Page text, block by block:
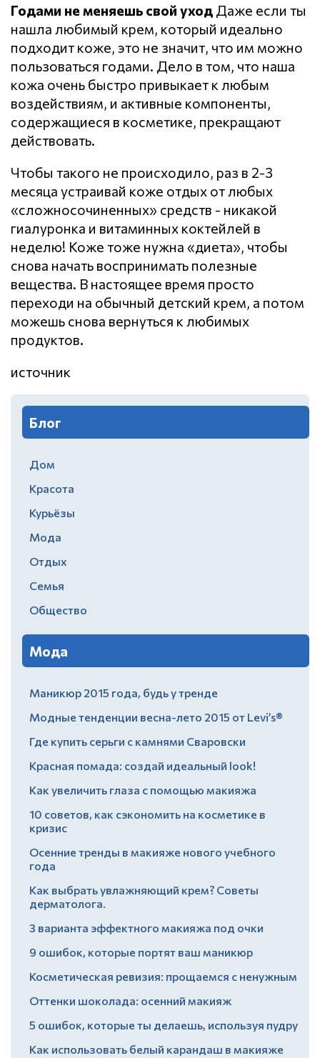
Годами не меняешь свой уход Даже если ты
нашла любимый крем, который идеально
подходит коже, это не значит, что им можно
пользоваться годами. Дело в том, что наша
кожа очень быстро привыкает к любым
воздействиям, и активные компоненты,
содержащиеся в косметике, прекращают
действовать.
Чтобы такого не происходило, раз в 2-3
месяца устраивай коже отдых от любых
«сложносочиненных» средств - никакой
гиалуронка и витаминных коктейлей в
неделю! Коже тоже нужна «диета», чтобы
снова начать воспринимать полезные
вещества. В настоящее время просто
переходи на обычный детский крем, а потом
можешь снова вернуться к любимых
продуктов.
источник
Блог
Дом
Красота
Курьёзы
Мода
Отдых
Семья
Общество
Мода
Маникюр 2015 года, будь у тренде
Модные тенденции весна-лето 2015 от Levi’s®
Где купить серьги с камнями Сваровски
Красная помада: создай идеальный look!
Как увеличить глаза с помощью макияжа
10 советов, как сэкономить на косметике в
кризис
Осенние тренды в макияже нового учебного
года
Как выбрать увлажняющий крем? Советы
дерматолога.
3 варианта эффектного макияжа под очки
9 ошибок, которые портят ваш маникюр
Косметическая ревизия: прощаемся с ненужным
Оттенки шоколада: осенний макияж
5 ошибок, которые ты делаешь, используя пудру
Как использовать белый карандаш в макияже